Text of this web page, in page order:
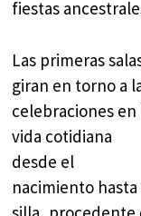
fiestas
Las primeras
giran en torno a
celebraciones en
vida cotidiana
desde el
nacimiento